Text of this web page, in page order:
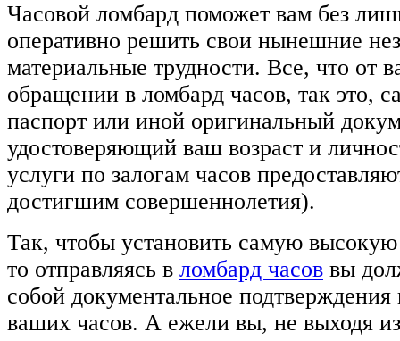
Часовой ломбард поможет вам без
оперативно решить свои нынешние
материальные трудности. Все, что от
обращении в ломбард часов, так это,
паспорт или иной оригинальный
удостоверяющий ваш возраст и
услуги по залогам часов
достигшим совершеннолетия).
Так, чтобы установить самую
то отправляясь в ломбард часов вы
собой документальное
ваших часов. А ежели вы, не выходя